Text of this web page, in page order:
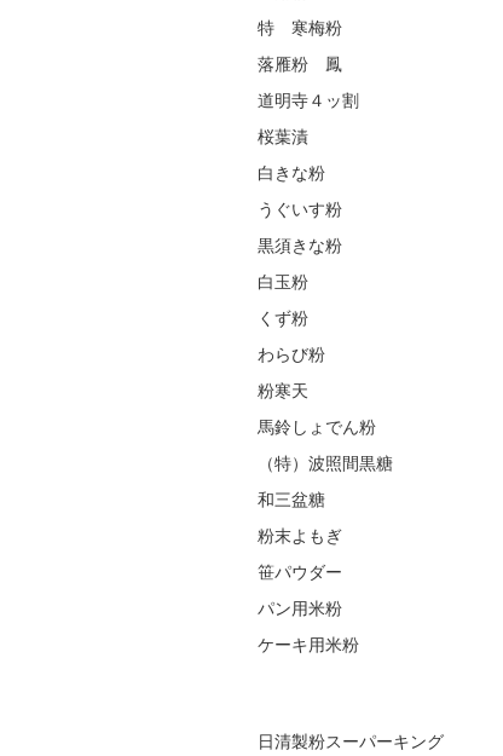
特 寒梅粉
落雁粉 鳳
道明寺４ッ割
桜葉漬
白きな粉
うぐいす粉
黒須きな粉
白玉粉
くず粉
わらび粉
粉寒天
馬鈴しょでん粉
（特）波照間黒糖
和三盆糖
粉末よもぎ
笹パウダー
パン用米粉
ケーキ用米粉
日清製粉スーパーキング